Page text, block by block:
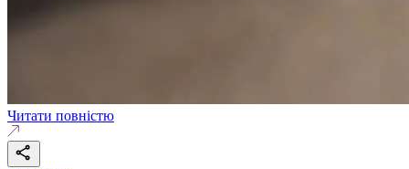
Читати повністю